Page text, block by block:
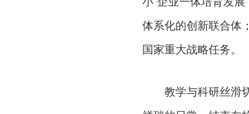
体系化的创新联合体
国家重大战略任务。
教学与科研丝滑